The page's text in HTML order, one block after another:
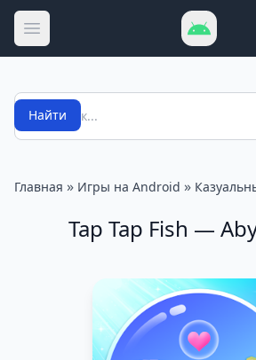
Открыть меню
Поиск
Найти
Главная » Игры на Android »
Tap Tap Fish —